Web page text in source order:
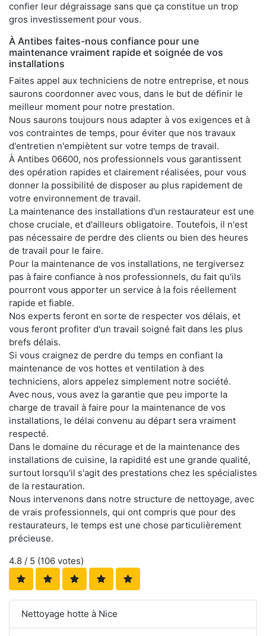
confier leur dégraissage sans que ça constitue un trop
gros investissement pour vous.
À Antibes faites-nous confiance pour une
maintenance vraiment rapide et soignée de vos
installations
Faites appel aux techniciens de notre entreprise, et nous
saurons coordonner avec vous, dans le but de définir le
meilleur moment pour notre prestation.
Nous saurons toujours nous adapter à vos exigences et à
vos contraintes de temps, pour éviter que nos travaux
d'entretien n'empiètent sur votre temps de travail.
À Antibes 06600, nos professionnels vous garantissent
des opération rapides et clairement réalisées, pour vous
donner la possibilité de disposer au plus rapidement de
votre environnement de travail.
La maintenance des installations d'un restaurateur est une
chose cruciale, et d'ailleurs obligatoire. Toutefois, il n'est
pas nécessaire de perdre des clients ou bien des heures
de travail pour le faire.
Pour la maintenance de vos installations, ne tergiversez
pas à faire confiance à nos professionnels, du fait qu'ils
pourront vous apporter un service à la fois réellement
rapide et fiable.
Nos experts feront en sorte de respecter vos délais, et
vous feront profiter d'un travail soigné fait dans les plus
brefs délais.
Si vous craignez de perdre du temps en confiant la
maintenance de vos hottes et ventilation à des
techniciens, alors appelez simplement notre société.
Avec nous, vous avez la garantie que peu importe la
charge de travail à faire pour la maintenance de vos
installations, le délai convenu au départ sera vraiment
respecté.
Dans le domaine du récurage et de la maintenance des
installations de cuisine, la rapidité est une grande qualité,
surtout lorsqu'il s'agit des prestations chez les spécialistes
de la restauration.
Nous intervenons dans notre structure de nettoyage, avec
de vrais professionnels, qui ont compris que pour des
restaurateurs, le temps est une chose particulièrement
précieuse.
4.8 / 5 (106 votes)
Nettoyage hotte à Nice